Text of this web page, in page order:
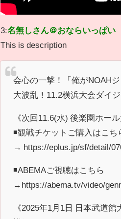
3:名無しさん＠おならいっぱい
This is description
会心の一撃！「俺がNOAH
大波乱！11.2横浜大会ダイ
《次回11.6(水) 後楽園ホー
◾️観戦チケットご購入はこち
→ https://eplus.jp/sf/detail/
◾️ABEMAご視聴はこちら
→https://abema.tv/video/
《2025年1月1日 日本武道